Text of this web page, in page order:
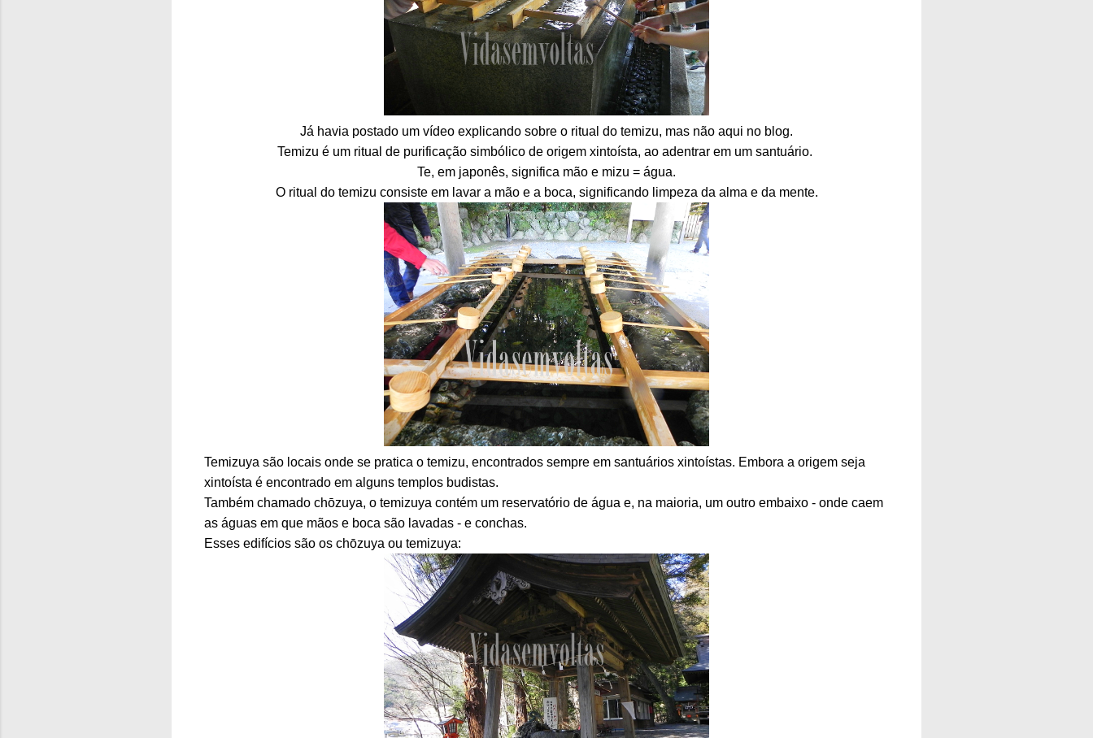
Já havia postado um vídeo explicando sobre o ritual do temizu, mas não aqui no blog.
Temizu é um ritual de purificação simbólico de origem xintoísta, ao adentrar em um santuário.
Te, em japonês, significa mão e mizu = água.
O ritual do temizu consiste em lavar a mão e a boca, significando limpeza da alma e da mente.
Temizuya são locais onde se pratica o temizu, encontrados sempre em santuários xintoístas. Embora a origem seja
xintoísta é encontrado em alguns templos budistas.
Também chamado chōzuya, o temizuya contém um reservatório de água e, na maioria, um outro embaixo - onde caem
as águas em que mãos e boca são lavadas - e conchas.
Esses edifícios são os chōzuya ou temizuya: